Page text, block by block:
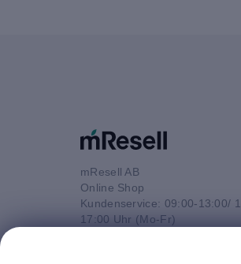
mResell AB
Online Shop
Kundenservice: 09:00-13:00/
17:00 Uhr (Mo-Fr)